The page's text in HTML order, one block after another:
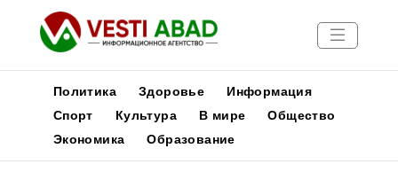
Новости
Политика Здоровье
Информация
Спорт
Культура В мире
Общество
Экономика
Образование